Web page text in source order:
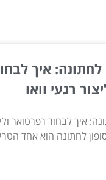
לחתונה: איך
רגעי וואו
איך לבחור רפרטואר
לחתונה הוא אחד